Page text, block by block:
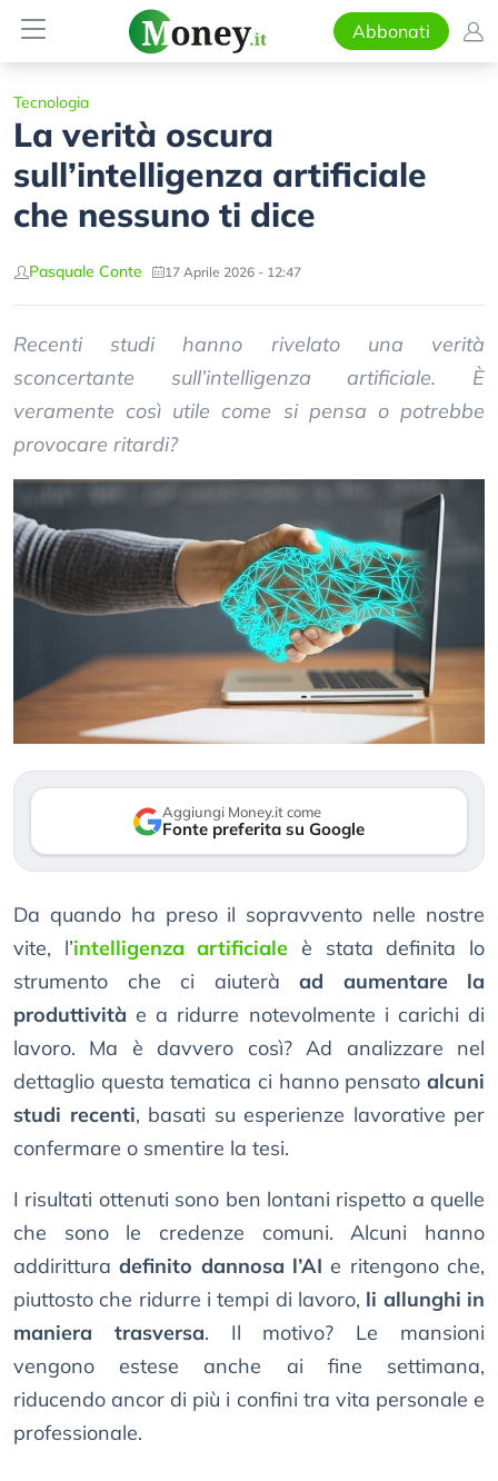
Abbonati
Tecnologia
La verità oscura
sull’intelligenza artificiale
che nessuno ti dice
Pasquale Conte 17 Aprile 2026 - 12:47
Recenti studi hanno rivelato una verità
sconcertante sull’intelligenza artificiale. È
veramente così utile come si pensa o potrebbe
provocare ritardi?
Aggiungi Money.it come
Fonte preferita su Google
Da quando ha preso il sopravvento nelle nostre
vite, l’intelligenza artificiale è stata definita lo
strumento che ci aiuterà ad aumentare la
produttività e a ridurre notevolmente i carichi di
lavoro. Ma è davvero così? Ad analizzare nel
dettaglio questa tematica ci hanno pensato alcuni
studi recenti, basati su esperienze lavorative per
confermare o smentire la tesi.
I risultati ottenuti sono ben lontani rispetto a quelle
che sono le credenze comuni. Alcuni hanno
addiritturadefinito dannosa l’AI e ritengono che,
piuttosto che ridurre i tempi di lavoro, li allunghi in
maniera trasversa. Il motivo? Le mansioni
vengono estese anche ai fine settimana,
riducendo ancor di più i confini tra vita personale e
professionale.